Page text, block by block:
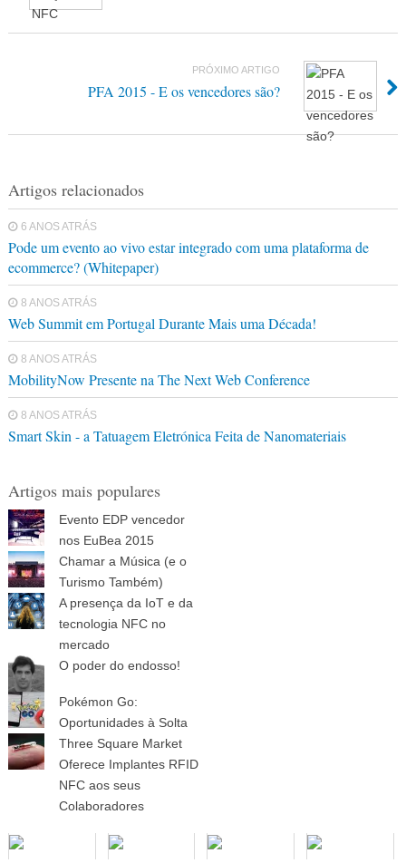
PRÓXIMO ARTIGO
PFA 2015 - E os vencedores são?
Artigos relacionados
6 ANOS ATRÁS
Pode um evento ao vivo estar integrado com uma plataforma de
ecommerce? (Whitepaper)
8 ANOS ATRÁS
Web Summit em Portugal Durante Mais uma Década!
8 ANOS ATRÁS
MobilityNow Presente na The Next Web Conference
8 ANOS ATRÁS
Smart Skin - a Tatuagem Eletrónica Feita de Nanomateriais
Artigos mais populares
Evento EDP vencedor
nos EuBea 2015
Chamar a Música (e o
Turismo Também)
A presença da IoT e da
tecnologia NFC no
mercado
O poder do endosso!
Pokémon Go:
Oportunidades à Solta
Three Square Market
Oferece Implantes RFID
NFC aos seus
Colaboradores